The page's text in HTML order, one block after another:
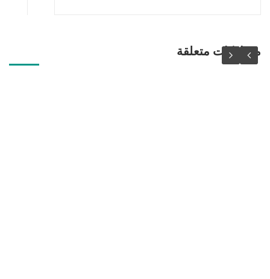
مشاركات متعلقة